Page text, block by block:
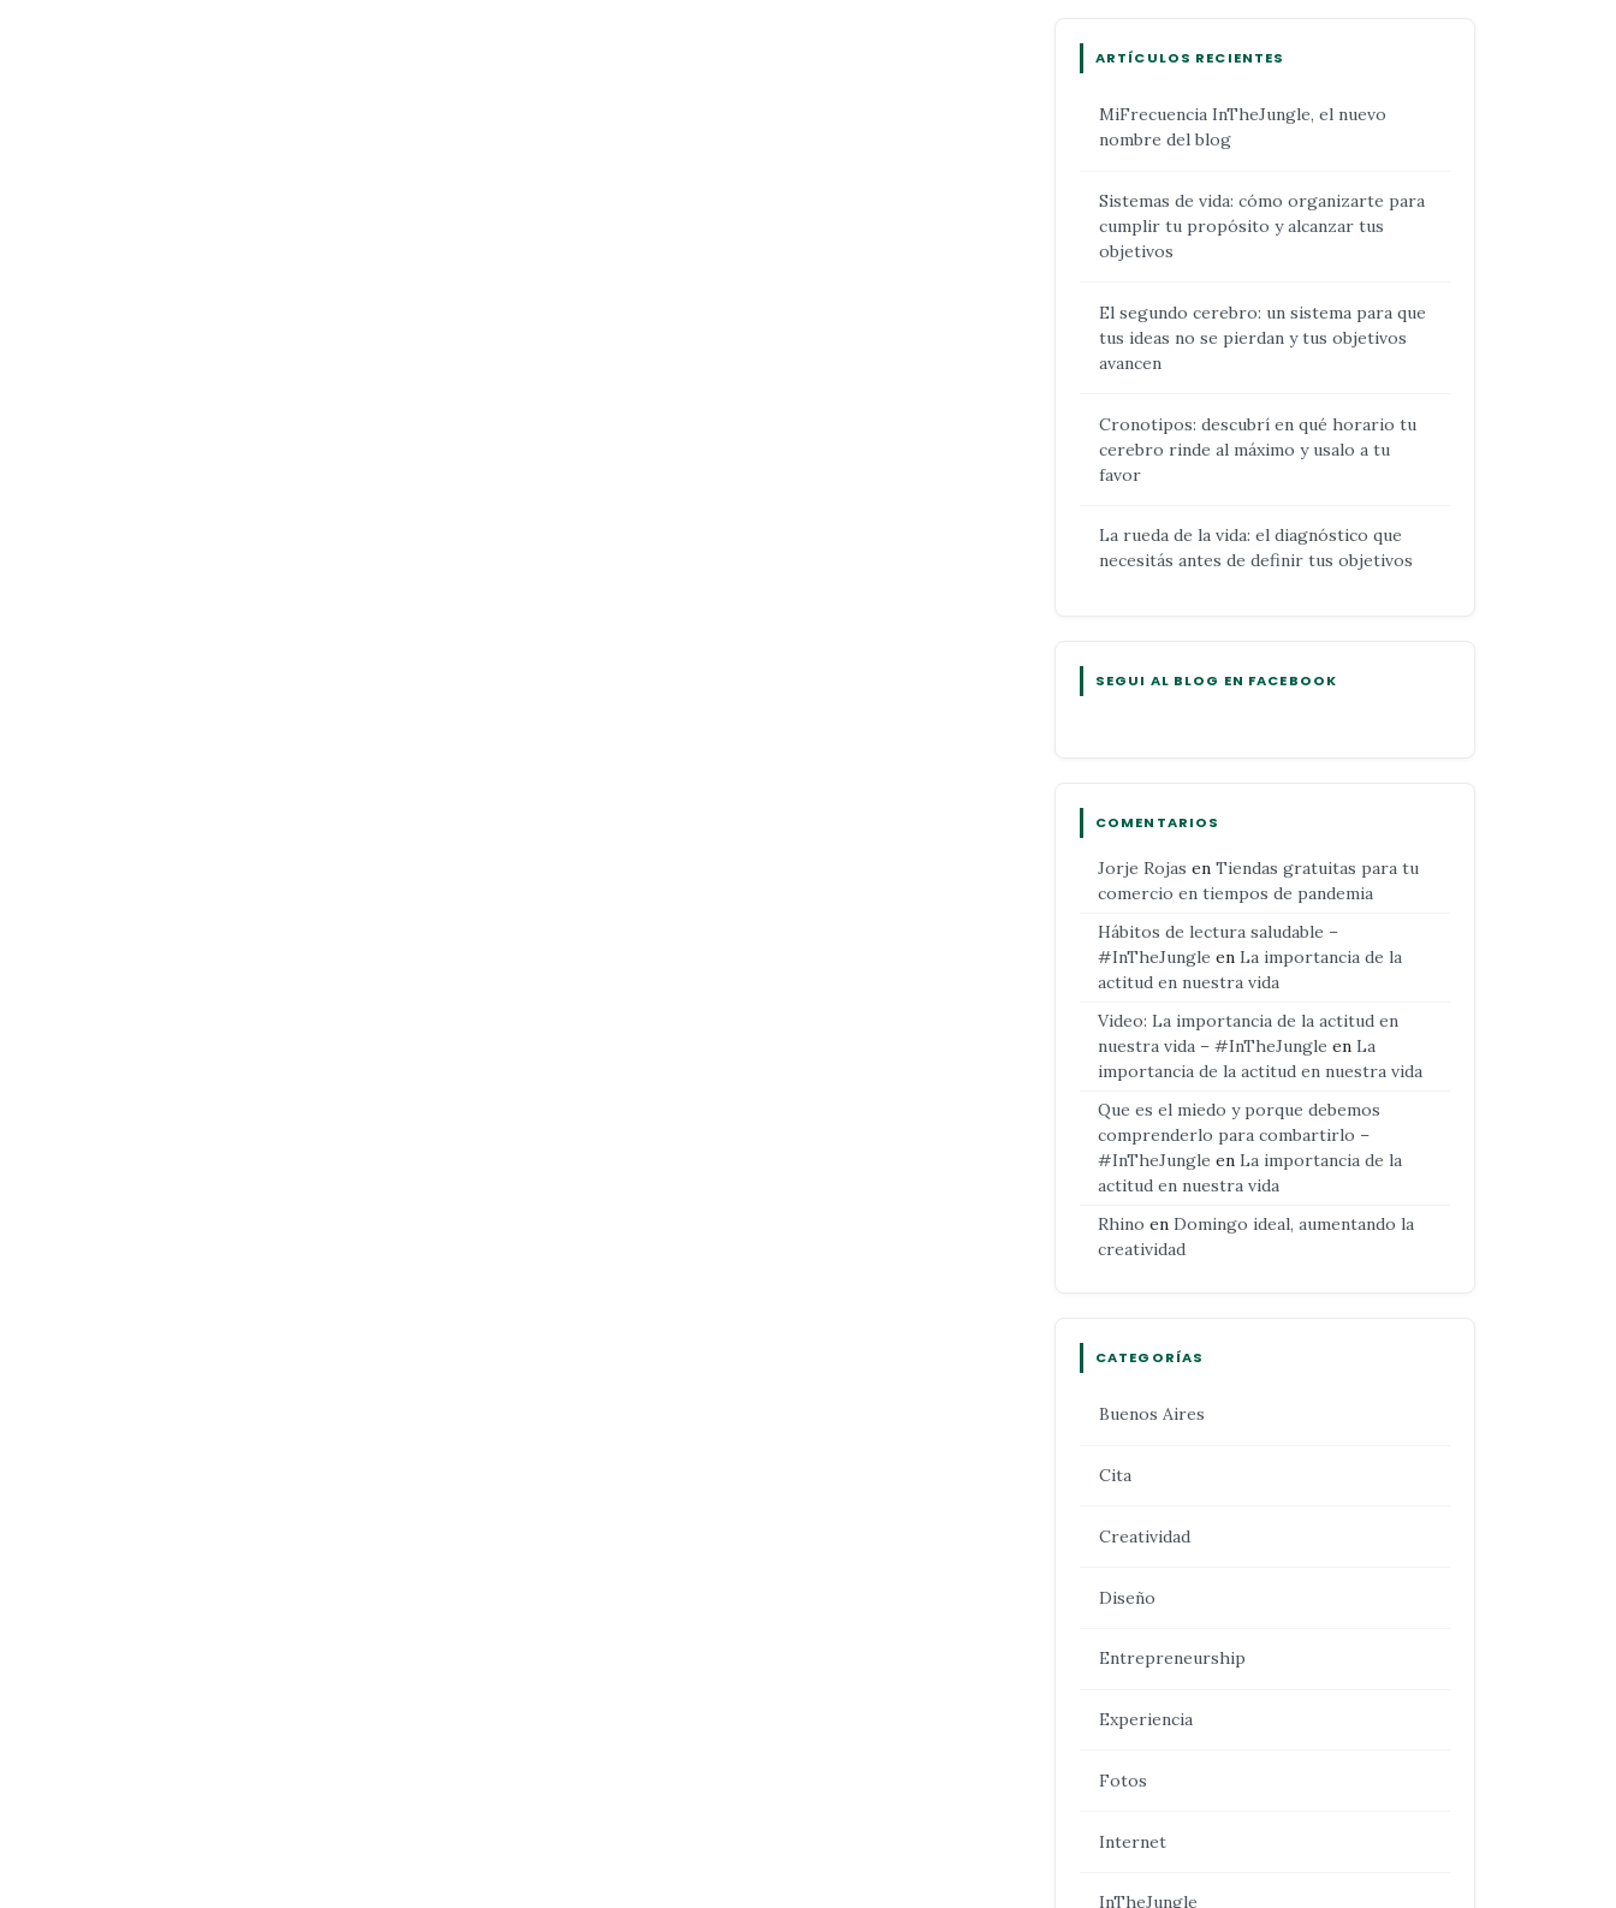
ARTÍCULOS RECIENTES
MiFrecuencia InTheJungle, el nuevo
nombre del blog
Sistemas de vida: cómo organizarte para
cumplir tu propósito y alcanzar tus
objetivos
El segundo cerebro: un sistema para que
tus ideas no se pierdan y tus objetivos
avancen
Cronotipos: descubrí en qué horario tu
cerebro rinde al máximo y usalo a tu
favor
La rueda de la vida: el diagnóstico que
necesitás antes de definir tus objetivos
SEGUI AL BLOG EN FACEBOOK
COMENTARIOS
Jorje Rojas en Tiendas gratuitas para tu
comercio en tiempos de pandemia
Hábitos de lectura saludable –
#InTheJungle en La importancia de la
actitud en nuestra vida
Video: La importancia de la actitud en
nuestra vida – #InTheJungle en La
importancia de la actitud en nuestra vida
Que es el miedo y porque debemos
comprenderlo para combartirlo –
#InTheJungle en La importancia de la
actitud en nuestra vida
Rhino en Domingo ideal, aumentando la
creatividad
CATEGORÍAS
Buenos Aires
Cita
Creatividad
Diseño
Entrepreneurship
Experiencia
Fotos
Internet
InTheJungle